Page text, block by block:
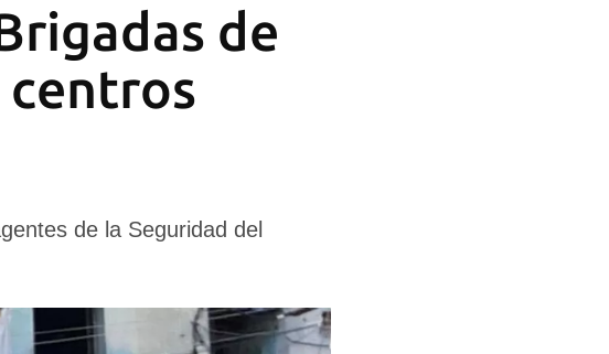
de
centros
de la Seguridad del